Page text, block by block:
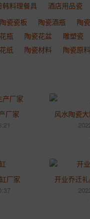
韩料理餐具 酒店用品瓷
陶瓷瓷板 陶瓷酒瓶 陶
瓶 陶瓷花盆 雕塑瓷
纸 陶瓷材料 陶瓷原料
厂家
厂家